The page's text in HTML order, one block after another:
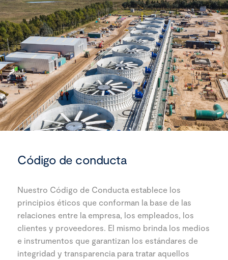
Código de conducta
Nuestro Código de Conducta establece los
principios éticos que conforman la base de las
relaciones entre la empresa, los empleados, los
clientes y proveedores. El mismo brinda los medios
e instrumentos que garantizan los estándares de
integridad y transparencia para tratar aquellos